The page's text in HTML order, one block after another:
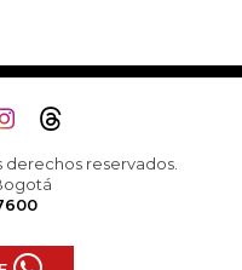
derechos reservados.